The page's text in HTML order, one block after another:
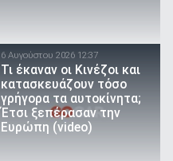
6 Αυγούστου 2026 12:37
Τι έκαναν οι Κινέζοι και
κατασκευάζουν τόσο
γρήγορα τα αυτοκίνητα;
Έτσι ξεπέρασαν την
Ευρώπη (video)